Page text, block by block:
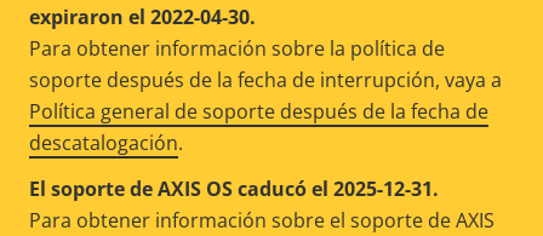
expiraron el 2022-04-30.
Para obtener información sobre la política de
soporte después de la fecha de interrupción, vaya a
Política general de soporte después de la fecha de
descatalogación.
El soporte de AXIS OS caducó el 2025-12-31.
Para obtener información sobre el soporte de AXIS